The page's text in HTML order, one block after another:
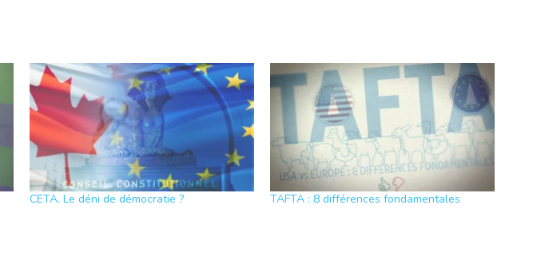
CETA. Le déni de démocratie ? TAFTA : 8 différences fondamentales